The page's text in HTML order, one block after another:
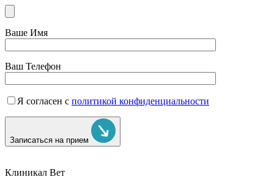
Ваше Имя
Ваш Телефон
Я согласен с политикой конфиденциальности
Записаться на прием
Клиникал Вет